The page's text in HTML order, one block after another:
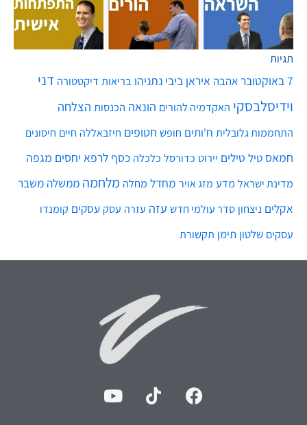
תגיות
7 באוקטובר אהבה איראן ביבי נתניהו בריאות דיקטטורה דני
וידיסלבסקי האקדמיה להורים הונאה הכנסות הצלחה
התחממות גלובלית ח'ותים חופש חטופים חיזבאללה חיים חיסונים
חמאס טיל טילים יירוט כדורסל כלכלה כסף לרפא יחסים מגפה
מדינת ישראל מדע מזג אויר מחדל מחלה מלחמה ממשלה משבר
אקלים ניצחון סדר עולמי חדש עזה עזרה עסק עסקים קומנדו
עסקים שלטון תימן תקשורת